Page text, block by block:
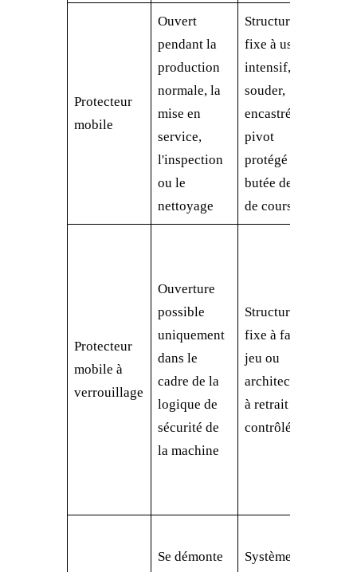
Protecteur
mobile
Ouvert
pendant la
production
normale, la
mise en
service,
l'inspection
ou le
nettoyage
Structure
fixe à usage
intensif, à
souder,
encastrée, à
pivot
protégé ou à
butée de fin
de course
Protecteur
mobile à
verrouillage
Ouverture
possible
uniquement
dans le
cadre de la
logique de
sécurité de
la machine
Structure
fixe à faible
jeu ou
architecture
à retrait
contrôlé
Se démonte
Système de